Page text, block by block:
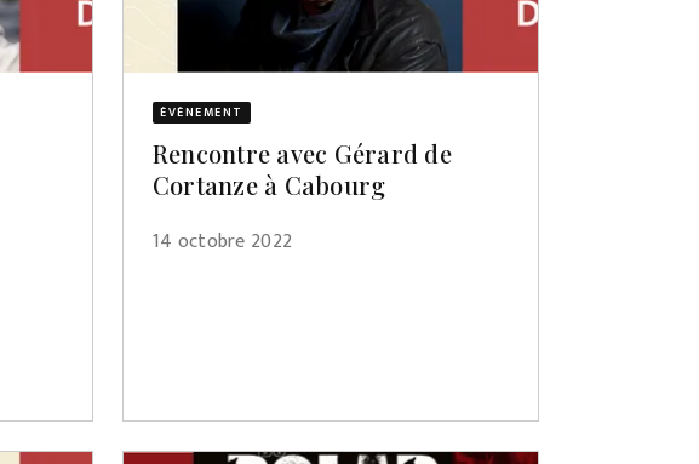
ÉVÈNEMENT
Rencontre avec Gérard de
Cortanze à Cabourg
14 octobre 2022